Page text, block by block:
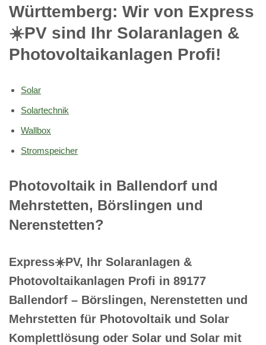
Württemberg: Wir von Express
☀️PV️ sind Ihr Solaranlagen &
Photovoltaikanlagen Profi!
Solar
Solartechnik
Wallbox
Stromspeicher
Photovoltaik in Ballendorf und
Mehrstetten, Börslingen und
Nerenstetten?
Express☀️PV️, Ihr Solaranlagen &
Photovoltaikanlagen Profi in 89177
Ballendorf – Börslingen, Nerenstetten und
Mehrstetten für Photovoltaik und Solar
Komplettlösung oder Solar und Solar mit